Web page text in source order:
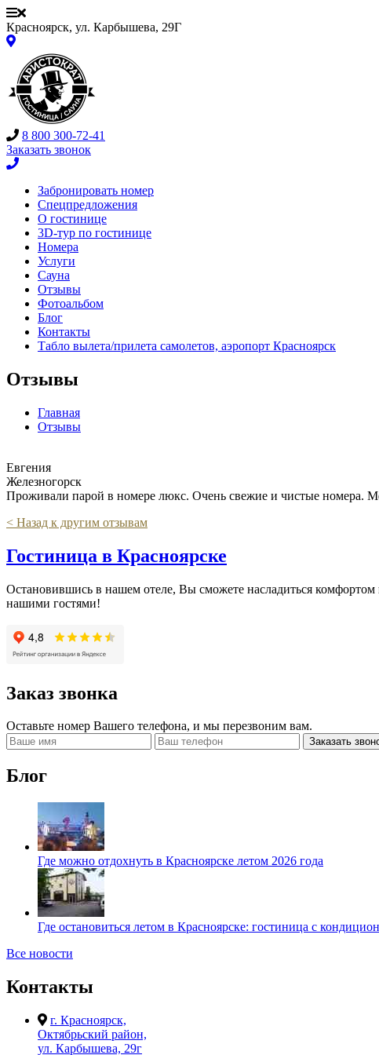
Красноярск, ул. Карбышева, 29Г
8 800 300-72-41
Заказать звонок
Забронировать номер
Спецпредложения
О гостинице
3D-тур по гостинице
Номера
Услуги
Сауна
Отзывы
Фотоальбом
Блог
Контакты
Табло вылета/прилета самолетов, аэропорт Красноярск
Отзывы
Главная
Отзывы
Евгения
Железногорск
Проживали парой в номере люкс. Очень свежие и чистые номера.
< Назад к другим отзывам
Гостиница в Красноярске
Остановившись в нашем отеле, Вы сможете насладиться
нашими гостями!
Заказ звонка
Оставьте номер Вашего телефона, и мы перезвоним вам.
Заказать
Блог
Где можно отдохнуть в Красноярске летом 2026 года
Где остановиться летом в Красноярске: гостиница с
Все новости
Контакты
г. Красноярск,
Октябрьский район,
ул. Карбышева, 29г